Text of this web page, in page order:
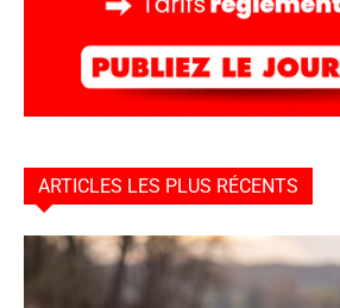
ARTICLES LES PLUS RÉCENTS